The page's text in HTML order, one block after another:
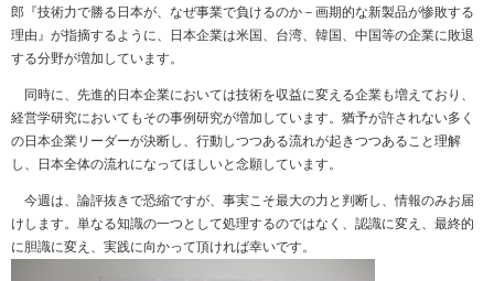
郎『技術力で勝る日本が、なぜ事業で負けるのか－画期的な新製品が惨敗する
理由』が指摘するように、日本企業は米国、台湾、韓国、中国等の企業に敗退
する分野が増加しています。
同時に、先進的日本企業においては技術を収益に変える企業も増えており、
経営学研究においてもその事例研究が増加しています。猶予が許されない多く
の日本企業リーダーが決断し、行動しつつある流れが起きつつあること理解
し、日本全体の流れになってほしいと念願しています。
今週は、論評抜きで恐縮ですが、事実こそ最大の力と判断し、情報のみお届
けします。単なる知識の一つとして処理するのではなく、認識に変え、最終的
に胆識に変え、実践に向かって頂ければ幸いです。